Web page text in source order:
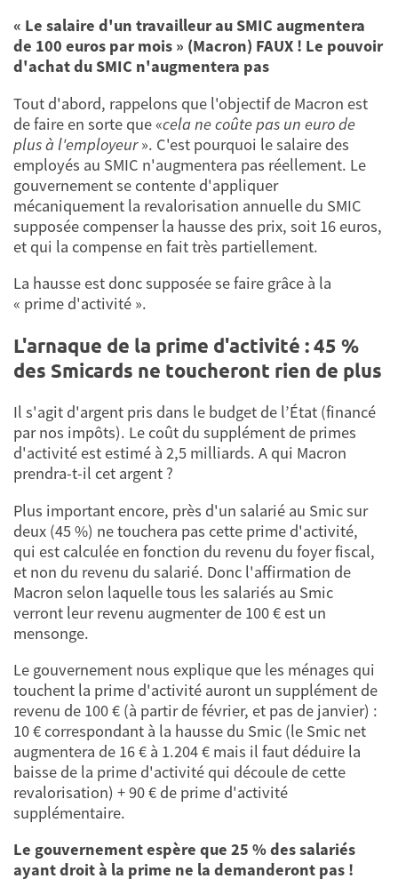
« Le salaire d'un travailleur au SMIC augmentera
de 100 euros par mois » (Macron) FAUX ! Le pouvoir
d'achat du SMIC n'augmentera pas
Tout d'abord, rappelons que l'objectif de Macron est
de faire en sorte que «cela ne coûte pas un euro de
plus à l'employeur». C'est pourquoi le salaire des
employés au SMIC n'augmentera pas réellement. Le
gouvernement se contente d'appliquer
mécaniquement la revalorisation annuelle du SMIC
supposée compenser la hausse des prix, soit 16 euros,
et qui la compense en fait très partiellement.
La hausse est donc supposée se faire grâce à la
« prime d'activité ».
L'arnaque de la prime d'activité : 45 %
des Smicards ne toucheront rien de plus
Il s'agit d'argent pris dans le budget de l’État (financé
par nos impôts). Le coût du supplément de primes
d'activité est estimé à 2,5 milliards. A qui Macron
prendra-t-il cet argent ?
Plus important encore, près d'un salarié au Smic sur
deux (45 %) ne touchera pas cette prime d'activité,
qui est calculée en fonction du revenu du foyer fiscal,
et non du revenu du salarié. Donc l'affirmation de
Macron selon laquelle tous les salariés au Smic
verront leur revenu augmenter de 100 € est un
mensonge.
Le gouvernement nous explique que les ménages qui
touchent la prime d'activité auront un supplément de
revenu de 100 € (à partir de février, et pas de janvier) :
10 € correspondant à la hausse du Smic (le Smic net
augmentera de 16 € à 1.204 € mais il faut déduire la
baisse de la prime d'activité qui découle de cette
revalorisation) + 90 € de prime d'activité
supplémentaire.
Le gouvernement espère que 25 % des salariés
ayant droit à la prime ne la demanderont pas !